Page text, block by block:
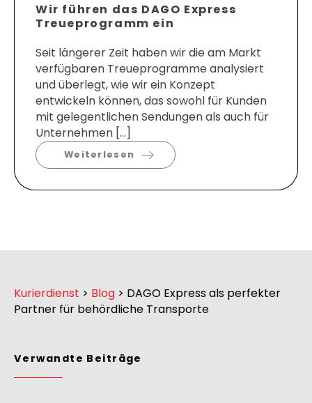
Wir führen das DAGO Express
Treueprogramm ein
Seit längerer Zeit haben wir die am Markt
verfügbaren Treueprogramme analysiert
und überlegt, wie wir ein Konzept
entwickeln können, das sowohl für Kunden
mit gelegentlichen Sendungen als auch für
Unternehmen […]
Weiterlesen
Kurierdienst > Blog > DAGO Express als perfekter
Partner für behördliche Transporte
Verwandte Beiträge